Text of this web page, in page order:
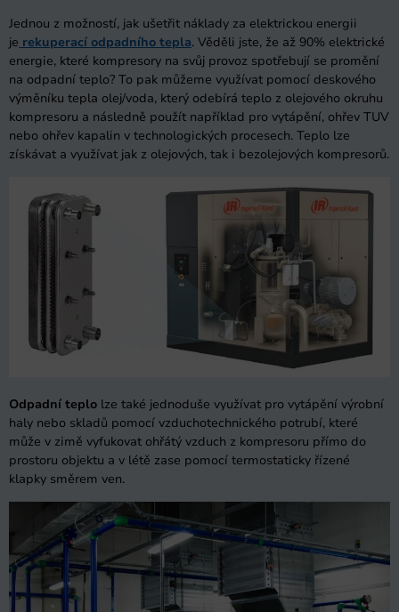
Jednou z možností, jak ušetřit náklady za elektrickou energii
je rekuperací odpadního tepla. Věděli jste, že až 90% elektrické
energie, které kompresory na svůj provoz spotřebují se promění
na odpadní teplo? To pak můžeme využívat pomocí deskového
výměníku tepla olej/voda, který odebírá teplo z olejového okruhu
kompresoru a následně použít například pro vytápění, ohřev TUV
nebo ohřev kapalin v technologických procesech. Teplo lze
získávat a využívat jak z olejových, tak i bezolejových kompresorů.
Odpadní teplo lze také jednoduše využívat pro vytápění výrobní
haly nebo skladů pomocí vzduchotechnického potrubí, které
může v zimě vyfukovat ohřátý vzduch z kompresoru přímo do
prostoru objektu a v létě zase pomocí termostaticky řízené
klapky směrem ven.